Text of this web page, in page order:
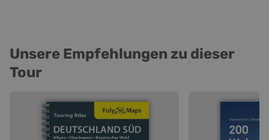
Unsere Empfehlungen zu dieser
Tour